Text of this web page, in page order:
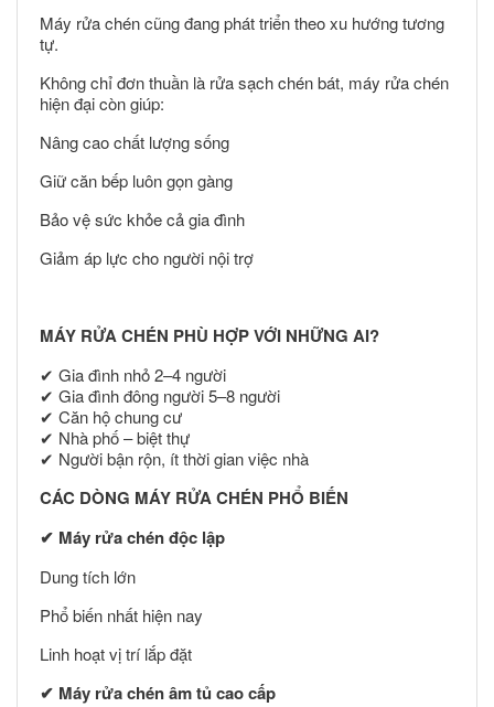
Máy rửa chén cũng đang phát triển theo xu hướng tương
tự.
Không chỉ đơn thuần là rửa sạch chén bát, máy rửa chén
hiện đại còn giúp:
Nâng cao chất lượng sống
Giữ căn bếp luôn gọn gàng
Bảo vệ sức khỏe cả gia đình
Giảm áp lực cho người nội trợ
MÁY RỬA CHÉN PHÙ HỢP VỚI NHỮNG AI?
✔ Gia đình nhỏ 2–4 người
✔ Gia đình đông người 5–8 người
✔ Căn hộ chung cư
✔ Nhà phố – biệt thự
✔ Người bận rộn, ít thời gian việc nhà
CÁC DÒNG MÁY RỬA CHÉN PHỔ BIẾN
✔ Máy rửa chén độc lập
Dung tích lớn
Phổ biến nhất hiện nay
Linh hoạt vị trí lắp đặt
✔ Máy rửa chén âm tủ cao cấp